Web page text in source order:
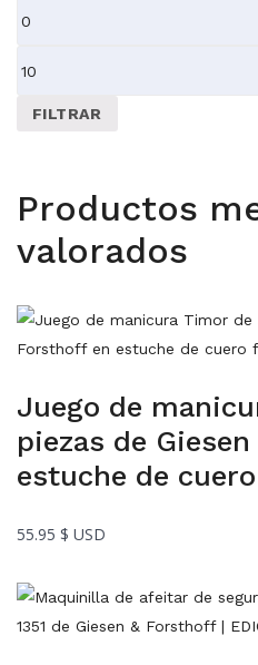
Precio
Precio
máximo
FILTRAR
Productos
valorados
Juego de
piezas de
estuche de
55.95 $ USD